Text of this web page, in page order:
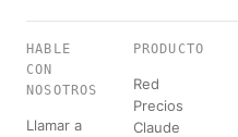
HABLE
CON
NOSOTROS
Llamar a
PRODUCTO
Red
Precios
Claude